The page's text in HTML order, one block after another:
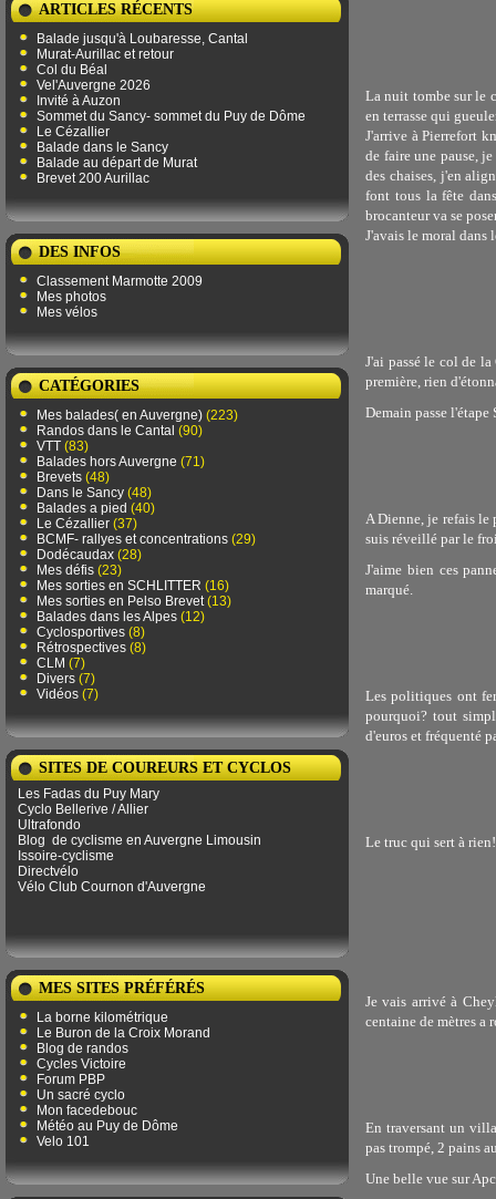
ARTICLES RÉCENTS
Balade jusqu'à Loubaresse, Cantal
Murat-Aurillac et retour
Col du Béal
Vel'Auvergne 2026
Invité à Auzon
Sommet du Sancy- sommet du Puy de Dôme
Le Cézallier
Balade dans le Sancy
Balade au départ de Murat
Brevet 200 Aurillac
DES INFOS
Classement Marmotte 2009
Mes photos
Mes vélos
CATÉGORIES
Mes balades( en Auvergne) (223)
Randos dans le Cantal (90)
VTT (83)
Balades hors Auvergne (71)
Brevets (48)
Dans le Sancy (48)
Balades a pied (40)
Le Cézallier (37)
BCMF- rallyes et concentrations (29)
Dodécaudax (28)
Mes défis (23)
Mes sorties en SCHLITTER (16)
Mes sorties en Pelso Brevet(13)
Balades dans les Alpes (12)
Cyclosportives (8)
Rétrospectives (8)
CLM (7)
Divers (7)
Vidéos (7)
SITES DE COUREURS ET CYCLOS
Les Fadas du Puy Mary
Cyclo Bellerive / Allier
Ultrafondo
Blog de ​​cyclisme en Auvergne Limousin
Issoire-cyclisme
Directvélo
Vélo Club Cournon d'Auvergne
MES SITES PRÉFÉRÉS
La borne kilométrique
Le Buron de la Croix Morand
Blog de randos
Cycles Victoire
Forum PBP
Un sacré cyclo
Mon facedebouc
Météo au Puy de Dôme
Velo 101
La nuit tombe sur le
en terrasse qui
J'arrive à Pierrefort
de faire une pause,
des chaises, j'en
font tous la fête
brocanteur va se
J'avais le moral dans
J'ai passé le col de
première, rien
Demain passe
A Dienne, je refais le
suis réveillé par le
J'aime bien ces
marqué.
Les politiques ont
pourquoi? tout
d'euros et fréquenté
Le truc qui sert à
Je vais arrivé à
centaine de mètres a
En traversant un
pas trompé, 2 pains
Une belle vue sur